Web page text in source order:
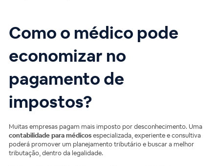
Como o médico pode
economizar no
pagamento de
impostos?
Muitas empresas pagam mais imposto por desconhecimento. Uma
contabilidade para médicosespecializada, experiente e consultiva
poderá promover um planejamento tributário e buscar a melhor
tributação, dentro da legalidade.